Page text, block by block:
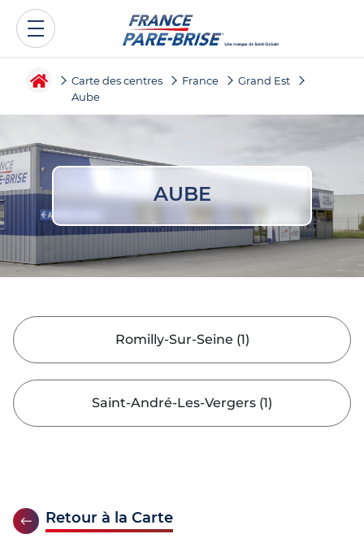
Carte des centres France
Grand Est
Aube
AUBE
Romilly-Sur-Seine (1)
Saint-André-Les-Vergers (1)
Retour à la Carte